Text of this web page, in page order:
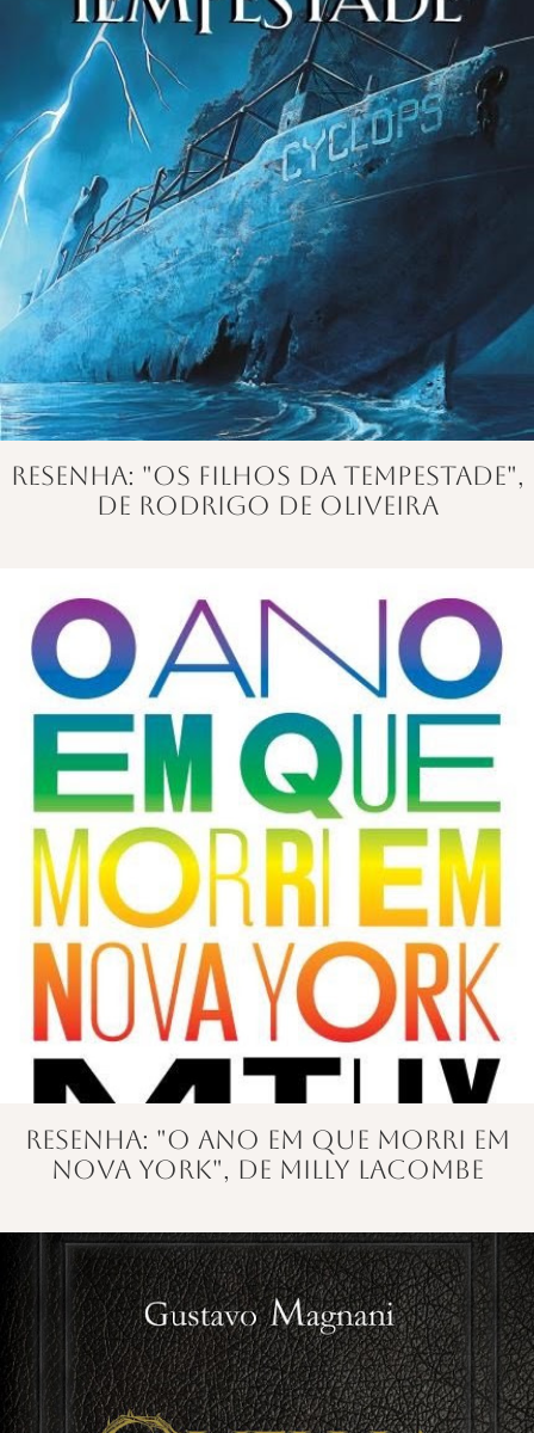
Resenha: "Os filhos da tempestade",
de Rodrigo de Oliveira
Resenha: "O ano em que morri em
Nova York", de Milly Lacombe